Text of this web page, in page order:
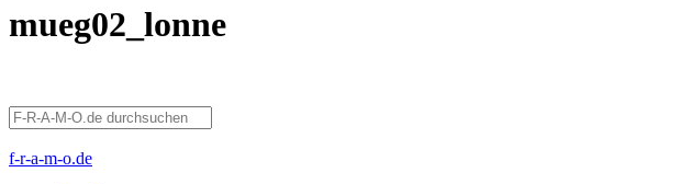
mueg02_lonne
f-r-a-m-o.de